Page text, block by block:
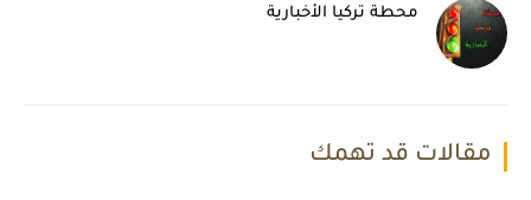
محطة تركيا الأخبارية
مقالات قد تهمك